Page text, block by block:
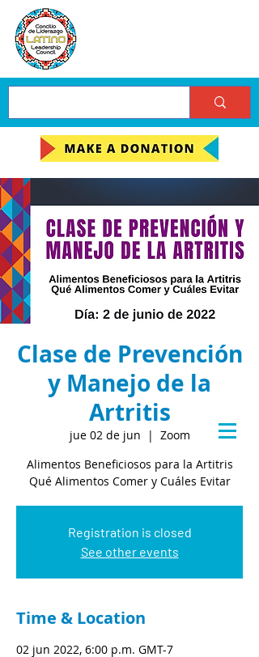
Clase de Prevención
y Manejo de la
Artritis
jue 02 de jun
  |
Zoom
Alimentos Beneficiosos para la Artitris
Qué Alimentos Comer y Cuáles Evitar
Registration is closed
See other events
Time & Location
02 jun 2022, 6:00 p.m. GMT-7